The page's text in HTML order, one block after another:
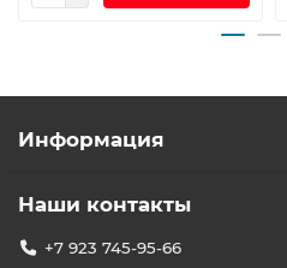
Информация
Наши контакты
+7 923 745-95-66